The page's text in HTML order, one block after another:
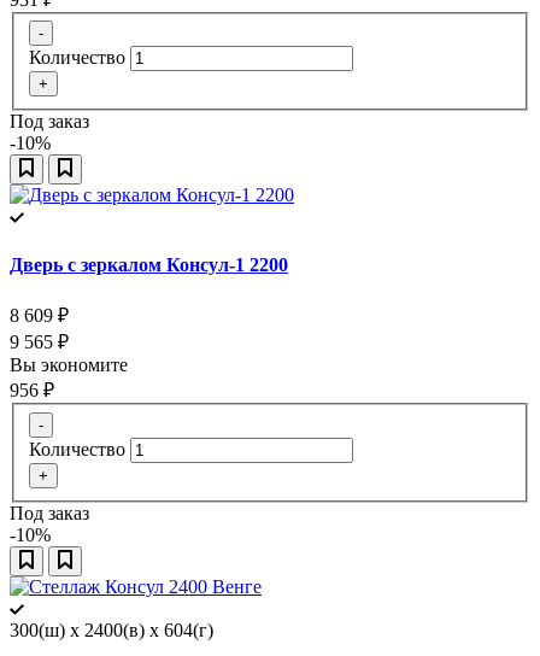
-
Количество
+
Под заказ
-10%
Дверь с зеркалом Консул-1 2200
8 609 ₽
9 565 ₽
Вы экономите
956 ₽
-
Количество
+
Под заказ
-10%
300(ш) x 2400(в) x 604(г)